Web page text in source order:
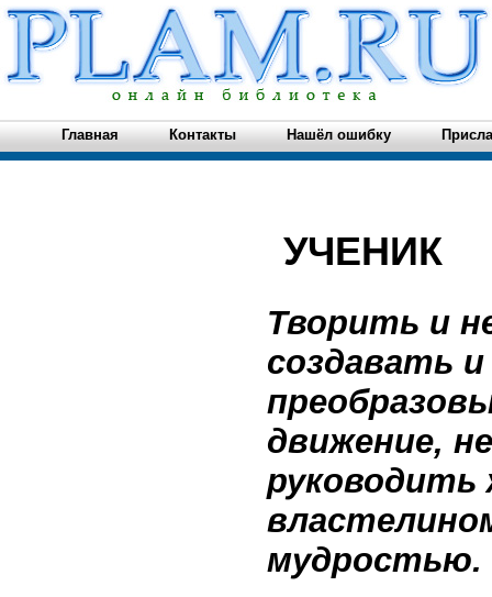
Главная Контакты Нашёл ошибку
УЧЕНИК
Творить и
создавать
движение,
руководить
мудростью.